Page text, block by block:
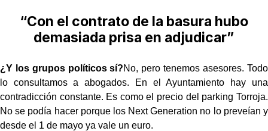
“Con el contrato de la basura hubo
demasiada prisa en adjudicar”
¿Y los grupos políticos sí?No, pero tenemos asesores. Todo
lo consultamos a abogados. En el Ayuntamiento hay una
contradicción constante. Es como el precio del parking Torroja.
No se podía hacer porque los Next Generation no lo preveían y
desde el 1 de mayo ya vale un euro.